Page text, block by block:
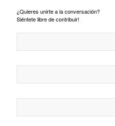
¿Quieres unirte a la conversación?
Siéntete libre de contribuir!